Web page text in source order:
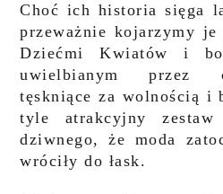
Choć ich historia sięga
przeważnie kojarzymy
Dziećmi Kwiatów i
uwielbianym przez
tęskniące za wolnością i
tyle atrakcyjny
dziwnego, że moda
wróciły do łask.